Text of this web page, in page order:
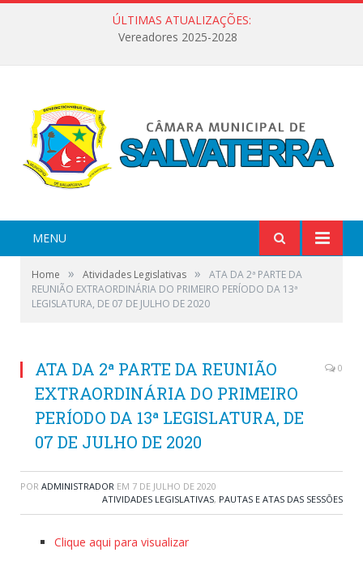
ÚLTIMAS ATUALIZAÇÕES:
Vereadores 2025-2028
MENU
Home » Atividades Legislativas »
ATA DA 2ª PARTE DA
REUNIÃO EXTRAORDINÁRIA DO PRIMEIRO PERÍODO DA 13ª
LEGISLATURA, DE 07 DE JULHO DE 2020
ATA DA 2ª PARTE DA REUNIÃO
EXTRAORDINÁRIA DO PRIMEIRO
PERÍODO DA 13ª LEGISLATURA, DE
07 DE JULHO DE 2020
0
POR ADMINISTRADOR EM 7 DE JULHO DE 2020
ATIVIDADES LEGISLATIVAS, PAUTAS E ATAS DAS SESSÕES
Clique aqui para visualizar